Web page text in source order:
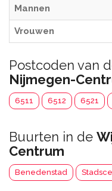
Mannen
Vrouwen
Postcoden van
Nijmegen-
6511 6512 6521
Buurten in de
Centrum
Benedenstad